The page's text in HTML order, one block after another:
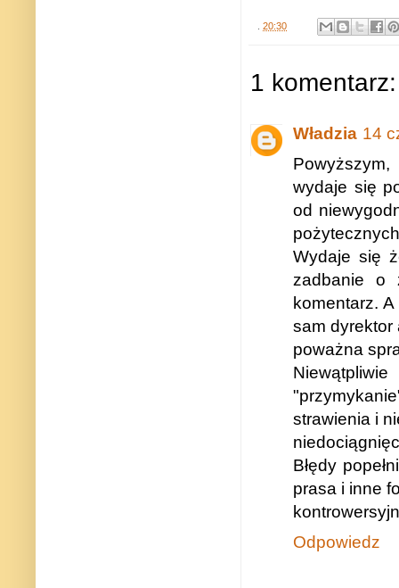
20:30
1 komentarz:
Władzia 14
wydaje się
od
Wydaje się
zadbanie o
komentarz.
sam dyrektor
poważna
strawienia i
Błędy
prasa i inne
Odpowiedz